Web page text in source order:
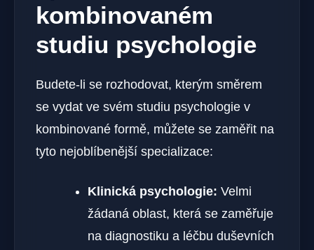
kombinovaném
studiu psychologie
Budete-li se rozhodovat, kterým směrem
se vydat ve svém studiu psychologie v
kombinované formě, můžete se zaměřit na
tyto nejoblíbenější specializace:
Klinická psychologie: Velmi
žádaná oblast, která se zaměřuje
na diagnostiku a léčbu duševních